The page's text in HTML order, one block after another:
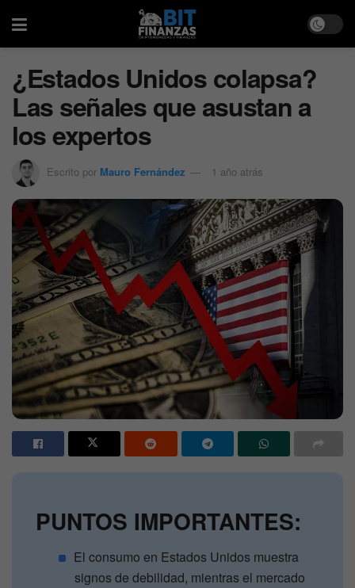
¿Estados Unidos colapsa?
Las señales que asustan a
los expertos
Escrito por Mauro Fernández 1 año atrás
PUNTOS IMPORTANTES:
El consumo en Estados Unidos muestra
signos de debilidad, mientras el mercado